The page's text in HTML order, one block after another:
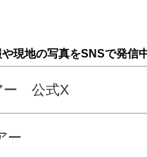
現地の写真をSNSで発信
ー 公式X
ー